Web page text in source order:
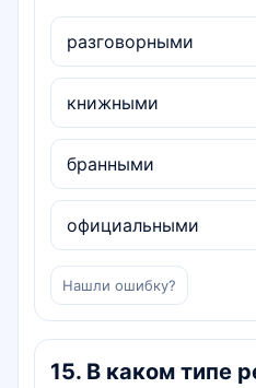
разговорными
книжными
бранными
официальными
Нашли ошибку?
15. В каком типе